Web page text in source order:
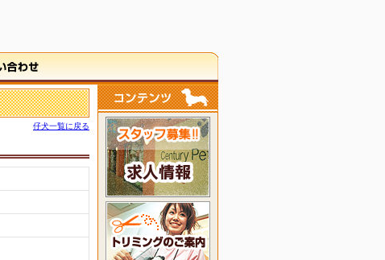
仔犬一覧に戻る